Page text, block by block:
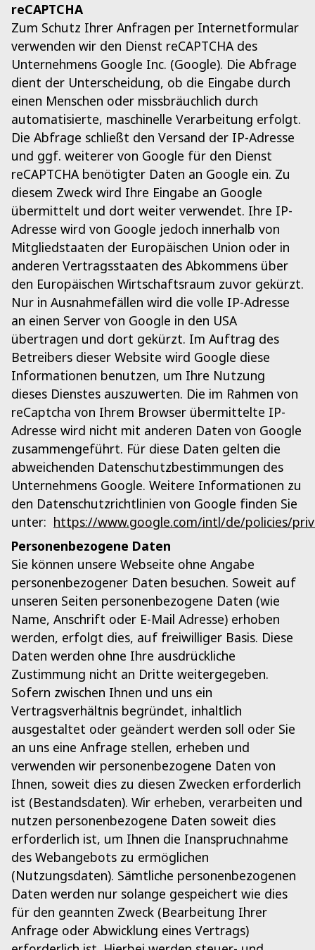
reCAPTCHA
Zum Schutz Ihrer Anfragen per Internetformular
verwenden wir den Dienst reCAPTCHA des
Unternehmens Google Inc. (Google). Die Abfrage
dient der Unterscheidung, ob die Eingabe durch
einen Menschen oder missbräuchlich durch
automatisierte, maschinelle Verarbeitung erfolgt.
Die Abfrage schließt den Versand der IP-Adresse
und ggf. weiterer von Google für den Dienst
reCAPTCHA benötigter Daten an Google ein. Zu
diesem Zweck wird Ihre Eingabe an Google
übermittelt und dort weiter verwendet. Ihre IP-
Adresse wird von Google jedoch innerhalb von
Mitgliedstaaten der Europäischen Union oder in
anderen Vertragsstaaten des Abkommens über
den Europäischen Wirtschaftsraum zuvor gekürzt.
Nur in Ausnahmefällen wird die volle IP-Adresse
an einen Server von Google in den USA
übertragen und dort gekürzt. Im Auftrag des
Betreibers dieser Website wird Google diese
Informationen benutzen, um Ihre Nutzung
dieses Dienstes auszuwerten. Die im Rahmen von
reCaptcha von Ihrem Browser übermittelte IP-
Adresse wird nicht mit anderen Daten von Google
zusammengeführt. Für diese Daten gelten die
abweichenden Datenschutzbestimmungen des
Unternehmens Google. Weitere Informationen zu
den Datenschutzrichtlinien von Google finden Sie
unter: https://www.google.com/intl/de/policies/
Personenbezogene Daten
Sie können unsere Webseite ohne Angabe
personenbezogener Daten besuchen. Soweit auf
unseren Seiten personenbezogene Daten (wie
Name, Anschrift oder E-Mail Adresse) erhoben
werden, erfolgt dies, auf freiwilliger Basis. Diese
Daten werden ohne Ihre ausdrückliche
Zustimmung nicht an Dritte weitergegeben.
Sofern zwischen Ihnen und uns ein
Vertragsverhältnis begründet, inhaltlich
ausgestaltet oder geändert werden soll oder Sie
an uns eine Anfrage stellen, erheben und
verwenden wir personenbezogene Daten von
Ihnen, soweit dies zu diesen Zwecken erforderlich
ist (Bestandsdaten). Wir erheben, verarbeiten und
nutzen personenbezogene Daten soweit dies
erforderlich ist, um Ihnen die Inanspruchnahme
des Webangebots zu ermöglichen
(Nutzungsdaten). Sämtliche personenbezogenen
Daten werden nur solange gespeichert wie dies
für den geannten Zweck (Bearbeitung Ihrer
Anfrage oder Abwicklung eines Vertrags)